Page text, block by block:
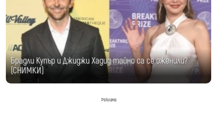
Брадли Купър и Джиджи Хадид тайно са се оженили?
(СНИМКИ)
Реклама